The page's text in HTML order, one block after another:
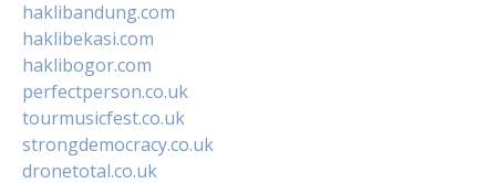
haklibandung.com
haklibekasi.com
haklibogor.com
perfectperson.co.uk
tourmusicfest.co.uk
strongdemocracy.co.uk
dronetotal.co.uk